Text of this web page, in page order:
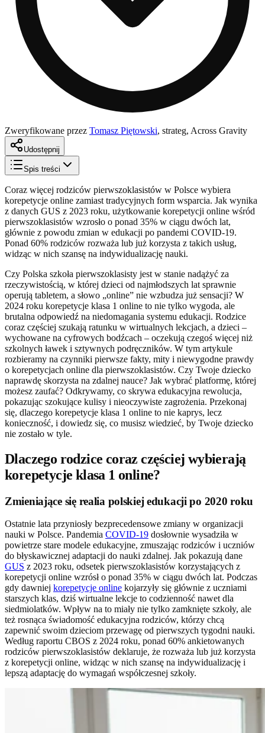
Zweryfikowane przez Tomasz Piętowski, strateg, Across Gravity
Udostępnij
Spis treści
Coraz więcej rodziców pierwszoklasistów w Polsce wybiera
korepetycje online zamiast tradycyjnych form wsparcia. Jak wynika
z danych GUS z 2023 roku, użytkowanie korepetycji online wśród
pierwszoklasistów wzrosło o ponad 35% w ciągu dwóch lat,
głównie z powodu zmian w edukacji po pandemi COVID-19.
Ponad 60% rodziców rozważa lub już korzysta z takich usług,
widząc w nich szansę na indywidualizację nauki.
Czy Polska szkoła pierwszoklasisty jest w stanie nadążyć za
rzeczywistością, w której dzieci od najmłodszych lat sprawnie
operują tabletem, a słowo „online” nie wzbudza już sensacji? W
2024 roku korepetycje klasa 1 online to nie tylko wygoda, ale
brutalna odpowiedź na niedomagania systemu edukacji. Rodzice
coraz częściej szukają ratunku w wirtualnych lekcjach, a dzieci –
wychowane na cyfrowych bodźcach – oczekują czegoś więcej niż
szkolnych ławek i sztywnych podręczników. W tym artykule
rozbieramy na czynniki pierwsze fakty, mity i niewygodne prawdy
o korepetycjach online dla pierwszoklasistów. Czy Twoje dziecko
naprawdę skorzysta na zdalnej nauce? Jak wybrać platformę, której
możesz zaufać? Odkrywamy, co skrywa edukacyjna rewolucja,
pokazując szokujące kulisy i nieoczywiste zagrożenia. Przekonaj
się, dlaczego korepetycje klasa 1 online to nie kaprys, lecz
konieczność, i dowiedz się, co musisz wiedzieć, by Twoje dziecko
nie zostało w tyle.
Dlaczego rodzice coraz częściej wybierają
korepetycje klasa 1 online?
Zmieniające się realia polskiej edukacji po 2020 roku
Ostatnie lata przyniosły bezprecedensowe zmiany w organizacji
nauki w Polsce. Pandemia COVID-19 dosłownie wysadziła w
powietrze stare modele edukacyjne, zmuszając rodziców i uczniów
do błyskawicznej adaptacji do nauki zdalnej. Jak pokazują dane
GUS z 2023 roku, odsetek pierwszoklasistów korzystających z
korepetycji online wzrósł o ponad 35% w ciągu dwóch lat. Podczas
gdy dawniej korepetycje online kojarzyły się głównie z uczniami
starszych klas, dziś wirtualne lekcje to codzienność nawet dla
siedmiolatków. Wpływ na to miały nie tylko zamknięte szkoły, ale
też rosnąca świadomość edukacyjna rodziców, którzy chcą
zapewnić swoim dzieciom przewagę od pierwszych tygodni nauki.
Według raportu CBOS z 2024 roku, ponad 60% ankietowanych
rodziców pierwszoklasistów deklaruje, że rozważa lub już korzysta
z korepetycji online, widząc w nich szansę na indywidualizację i
lepszą adaptację do wymagań współczesnej szkoły.